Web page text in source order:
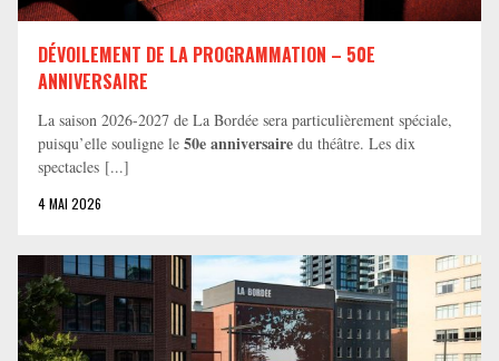
DÉVOILEMENT DE LA PROGRAMMATION – 50E
ANNIVERSAIRE
La saison 2026-2027 de La Bordée sera particulièrement spéciale,
puisqu’elle souligne le 50e anniversaire du théâtre. Les dix
spectacles [...]
4 MAI 2026